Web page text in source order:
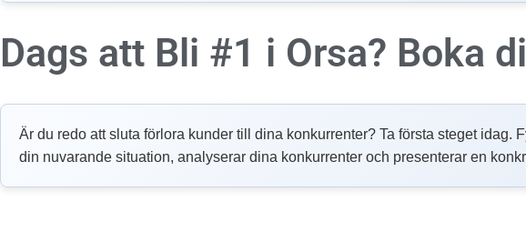
Dags att Bli #1 i Orsa? Boka
Är du redo att sluta förlora kunder till dina konkurrenter? Ta första steget
din nuvarande situation, analyserar dina konkurrenter och presenterar en